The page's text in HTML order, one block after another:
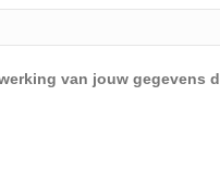
van jouw gegevens